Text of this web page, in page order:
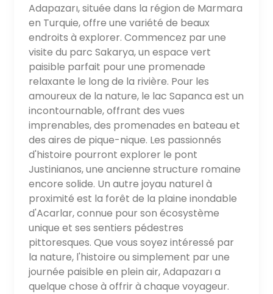
Adapazarı, située dans la région de Marmara
en Turquie, offre une variété de beaux
endroits à explorer. Commencez par une
visite du parc Sakarya, un espace vert
paisible parfait pour une promenade
relaxante le long de la rivière. Pour les
amoureux de la nature, le lac Sapanca est un
incontournable, offrant des vues
imprenables, des promenades en bateau et
des aires de pique-nique. Les passionnés
d'histoire pourront explorer le pont
Justinianos, une ancienne structure romaine
encore solide. Un autre joyau naturel à
proximité est la forêt de la plaine inondable
d'Acarlar, connue pour son écosystème
unique et ses sentiers pédestres
pittoresques. Que vous soyez intéressé par
la nature, l'histoire ou simplement par une
journée paisible en plein air, Adapazarı a
quelque chose à offrir à chaque voyageur.